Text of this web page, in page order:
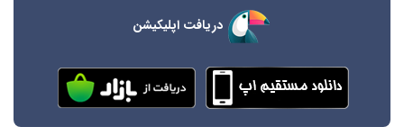
دریافت اپلیکیشن